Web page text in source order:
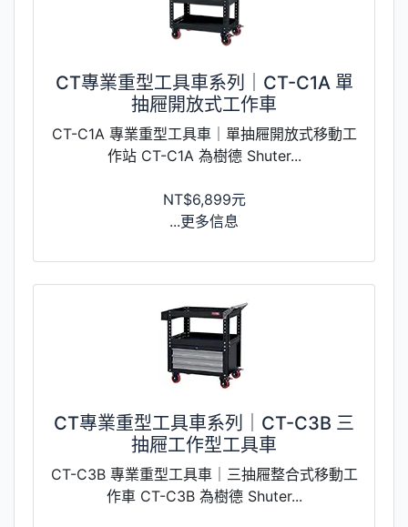
CT專業重型工具車系列｜CT-C1A 單
抽屜開放式工作車
CT-C1A 專業重型工具車｜單抽屜開放式移動工
作站 CT-C1A 為樹德 Shuter...
NT$6,899元
...更多信息
CT專業重型工具車系列｜CT-C3B 三
抽屜工作型工具車
CT-C3B 專業重型工具車｜三抽屜整合式移動工
作車 CT-C3B 為樹德 Shuter...